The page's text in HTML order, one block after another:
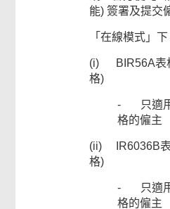
能) 簽署及提交
「在線模式」
(i) BIR56A表
格)
- 只適用
格的僱主
(ii) IR6036B表
格)
- 只適用
格的僱主